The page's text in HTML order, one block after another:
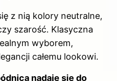
z nią kolory neutralne,
szarość. Klasyczna
wyborem,
całemu lookowi.
nadaje się do